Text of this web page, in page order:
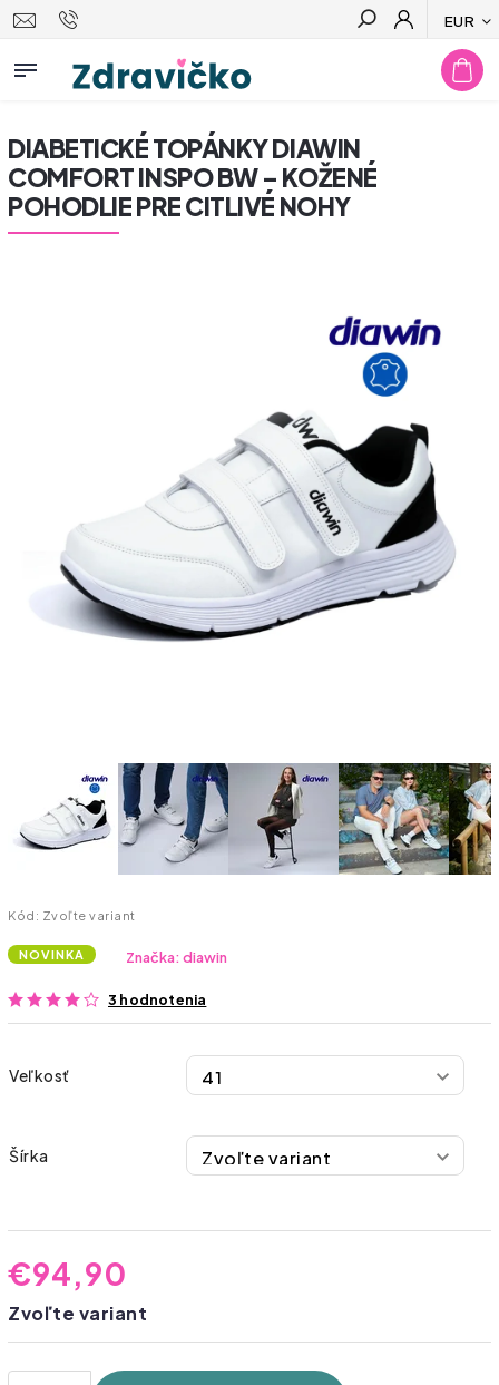
EUR
Hľadať
DIABETICKÉ TOPÁNKY DIAWIN
COMFORT INSPO BW – KOŽENÉ
POHODLIE PRE CITLIVÉ NOHY
Kód: Zvoľte variant
NOVINKA
3 hodnotenia
Značka:diawin
Veľkosť
Šírka
€94,90
Zvoľte variant